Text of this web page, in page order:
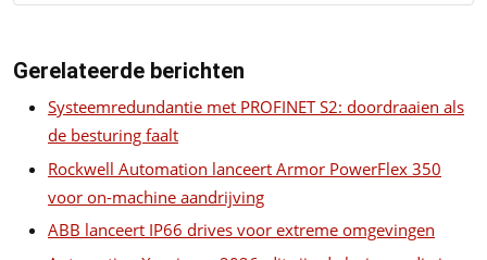
Gerelateerde berichten
Systeemredundantie met PROFINET S2: doordraaien als
de besturing faalt
Rockwell Automation lanceert Armor PowerFlex 350
voor on-machine aandrijving
ABB lanceert IP66 drives voor extreme omgevingen